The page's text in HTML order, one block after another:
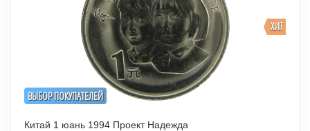
ВЫБОР ПОКУПАТЕЛЕЙ
ХИТ
Китай 1 юань 1994 Проект Надежда